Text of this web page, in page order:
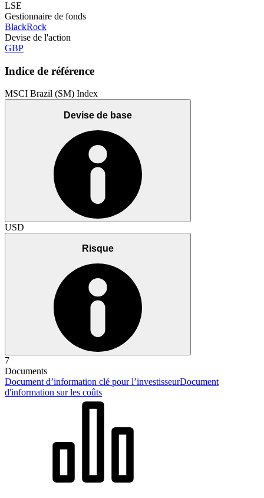
LSE
Gestionnaire de fonds
BlackRock
Devise de l'action
GBP
Indice de référence
MSCI Brazil (SM) Index
Devise de base
USD
Risque
7
Documents
Document d’information clé pour l’investisseurDocument
d'information sur les coûts